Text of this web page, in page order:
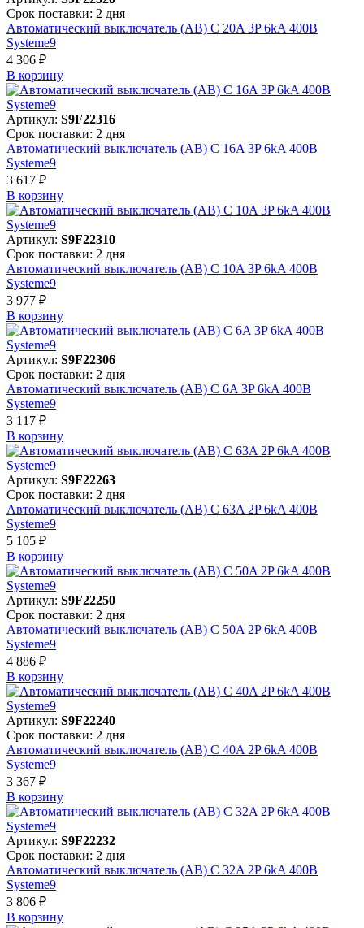
Срок поставки: 2 дня
Автоматический выключатель (АВ) C 20A 3P 6kA 400В
Systeme9
4 306 ₽
В корзинy
Артикул: S9F22316
Срок поставки: 2 дня
Автоматический выключатель (АВ) C 16A 3P 6kA 400В
Systeme9
3 617 ₽
В корзинy
Артикул: S9F22310
Срок поставки: 2 дня
Автоматический выключатель (АВ) C 10A 3P 6kA 400В
Systeme9
3 977 ₽
В корзинy
Артикул: S9F22306
Срок поставки: 2 дня
Автоматический выключатель (АВ) C 6A 3P 6kA 400В
Systeme9
3 117 ₽
В корзинy
Артикул: S9F22263
Срок поставки: 2 дня
Автоматический выключатель (АВ) C 63A 2P 6kA 400В
Systeme9
5 105 ₽
В корзинy
Артикул: S9F22250
Срок поставки: 2 дня
Автоматический выключатель (АВ) C 50A 2P 6kA 400В
Systeme9
4 886 ₽
В корзинy
Артикул: S9F22240
Срок поставки: 2 дня
Автоматический выключатель (АВ) C 40A 2P 6kA 400В
Systeme9
3 367 ₽
В корзинy
Артикул: S9F22232
Срок поставки: 2 дня
Автоматический выключатель (АВ) C 32A 2P 6kA 400В
Systeme9
3 806 ₽
В корзинy